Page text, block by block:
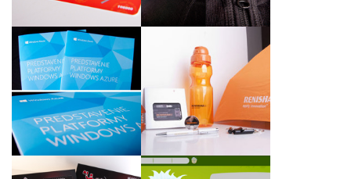
Grafické zpracování a
tisk brožur
„Predstavenie
platformy Windows
Azure“ polečnosti
Microsoft Slovakia
s.r.o.
Propagační dárkové
předměty pro firmu
Renishaw s.r.o.